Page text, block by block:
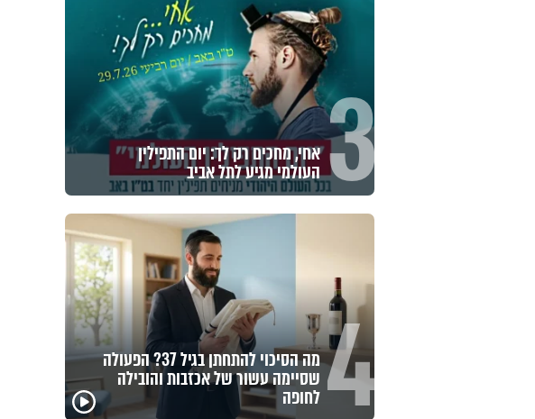
3 אחי, מחכים רק לך: יום התפילין
העולמי מגיע לתל אביב
4 מה הסיכוי להתחתן בגיל 37? הפעולה
שסיימה עשור של אכזבות והובילה
לחופה
הרגעים הקשים ביותר